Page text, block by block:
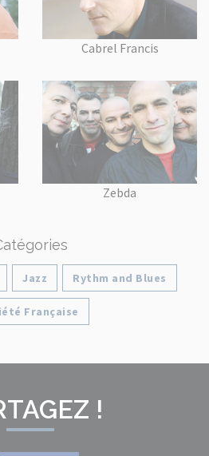
Cabrel Francis
Zebda
Jazz Rythm and Blues
Française
!